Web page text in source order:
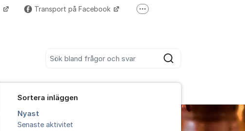
Sök
Transport på Facebook Fler supportlänkar
Sortera inläggen
Nyast
Senaste aktivitet